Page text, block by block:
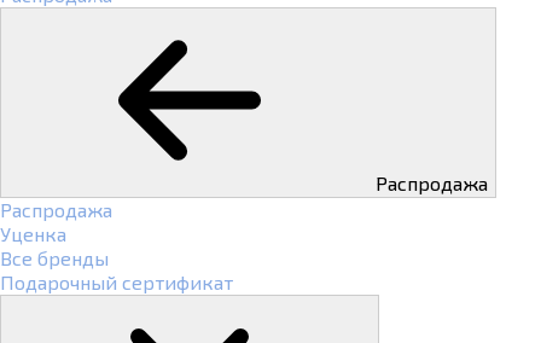
Распродажа
Распродажа
Уценка
Все бренды
Подарочный сертификат